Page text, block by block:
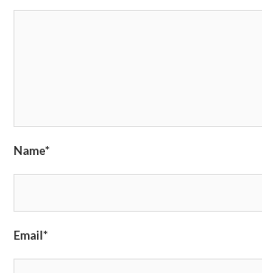
Name*
Email*